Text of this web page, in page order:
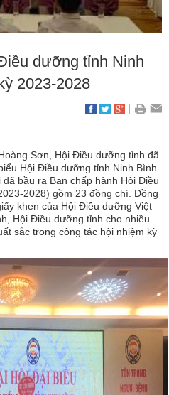
dưỡng tỉnh Ninh
2023-2028
|
Sơn, Hội Điều dưỡng tỉnh đã
Hội Điều dưỡng tỉnh Ninh Bình
bầu ra Ban chấp hành Hội Điều
2028) gồm 23 đồng chí. Đồng
khen của Hội Điều dưỡng Việt
Hội Điều dưỡng tỉnh cho nhiều
sắc trong công tác hội nhiệm kỳ